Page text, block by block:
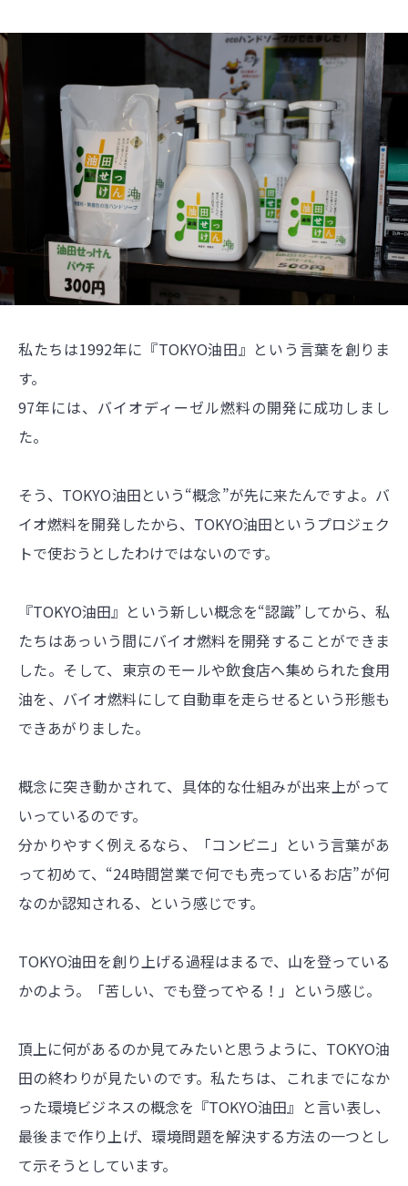
私たちは1992年に『TOKYO油田』という言葉を創りま
す。
97年には、バイオディーゼル燃料の開発に成功しまし
た。
そう、TOKYO油田という“概念”が先に来たんですよ。バ
イオ燃料を開発したから、TOKYO油田というプロジェク
トで使おうとしたわけではないのです。
『TOKYO油田』という新しい概念を“認識”してから、私
たちはあっいう間にバイオ燃料を開発することができま
した。そして、東京のモールや飲食店へ集められた食用
油を、バイオ燃料にして自動車を走らせるという形態も
できあがりました。
概念に突き動かされて、具体的な仕組みが出来上がって
いっているのです。
分かりやすく例えるなら、「コンビニ」という言葉があ
って初めて、“24時間営業で何でも売っているお店”が何
なのか認知される、という感じです。
TOKYO油田を創り上げる過程はまるで、山を登っている
かのよう。「苦しい、でも登ってやる！」という感じ。
頂上に何があるのか見てみたいと思うように、TOKYO油
田の終わりが見たいのです。私たちは、これまでになか
った環境ビジネスの概念を『TOKYO油田』と言い表し、
最後まで作り上げ、環境問題を解決する方法の一つとし
て示そうとしています。